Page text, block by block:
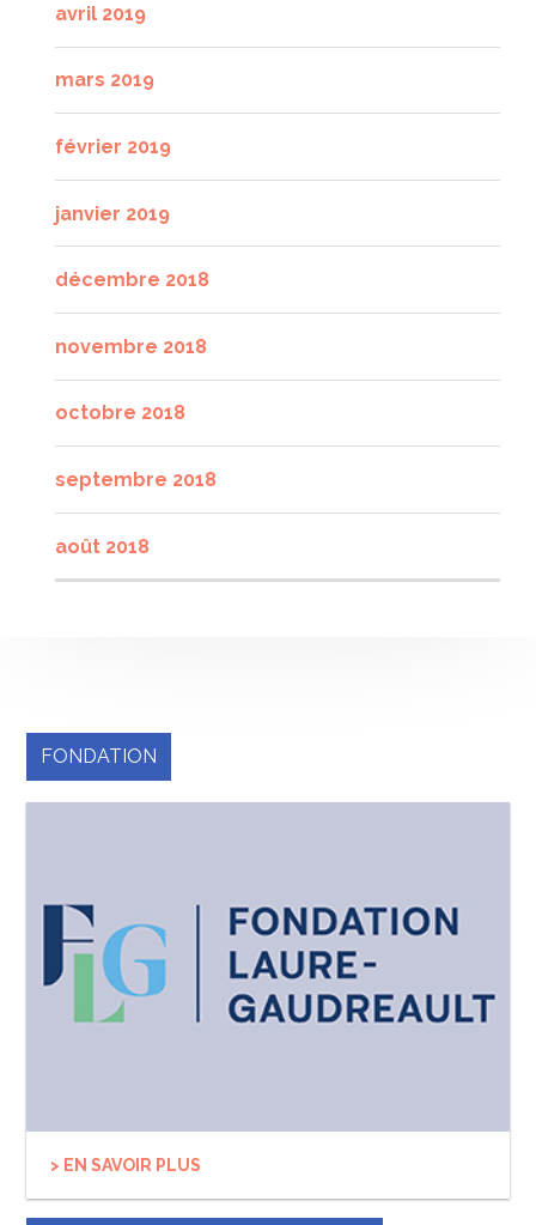
avril 2019
mars 2019
février 2019
janvier 2019
décembre 2018
novembre 2018
octobre 2018
septembre 2018
août 2018
FONDATION
> EN SAVOIR PLUS